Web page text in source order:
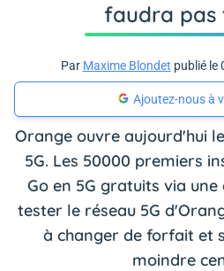
faudra pas
Par Maxime Blondet publié le
Ajoutez-nous à
Orange ouvre aujourd'hui
5G. Les 50000 premiers
Go en 5G gratuits via une
tester le réseau 5G
à changer de forfait et
moindre